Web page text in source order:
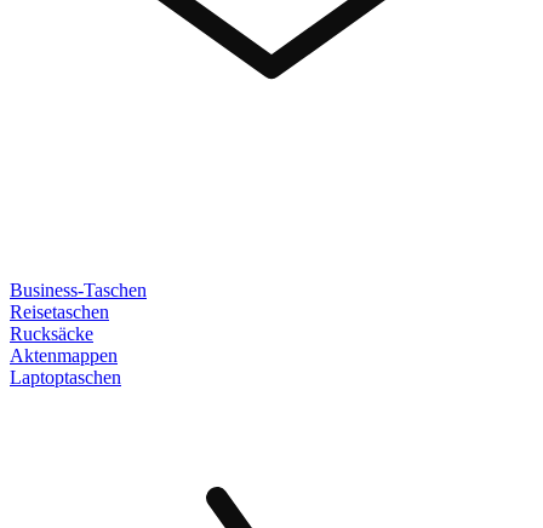
Business-Taschen
Reisetaschen
Rucksäcke
Aktenmappen
Laptoptaschen